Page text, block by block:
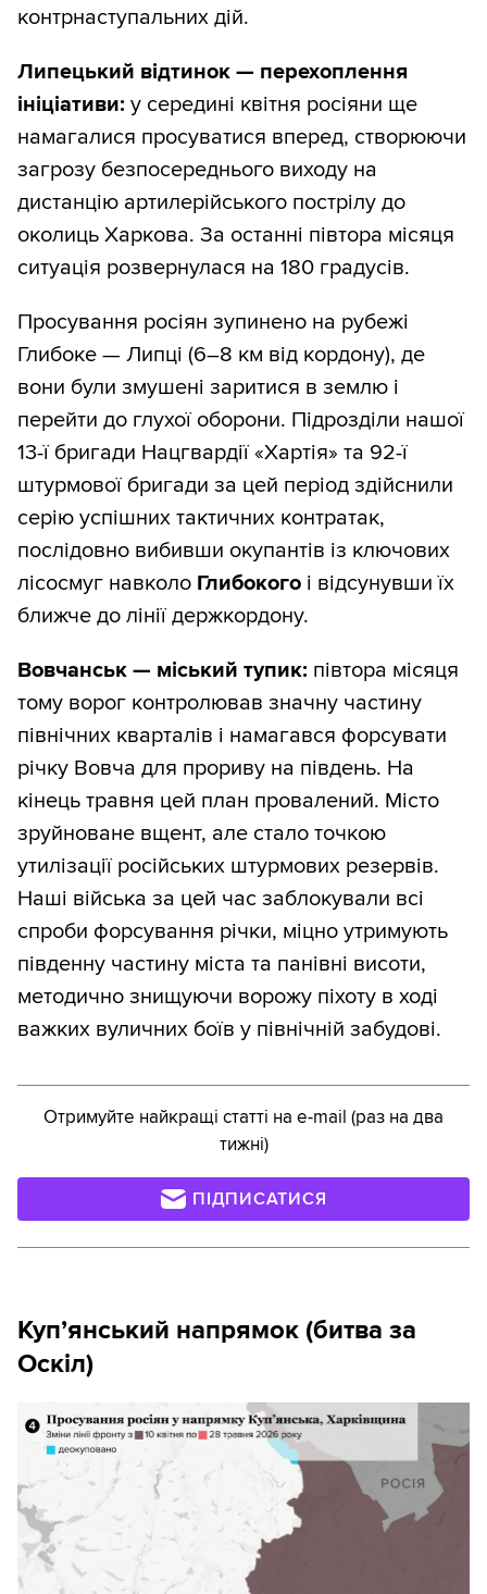
контрнаступальних дій.
Липецький відтинок — перехоплення
ініціативи: у середині квітня росіяни ще
намагалися просуватися вперед, створюючи
загрозу безпосереднього виходу на
дистанцію артилерійського пострілу до
околиць Харкова. За останні півтора місяця
ситуація розвернулася на 180 градусів.
Просування росіян зупинено на рубежі
Глибоке — Липці (6–8 км від кордону), де
вони були змушені заритися в землю і
перейти до глухої оборони. Підрозділи нашої
13-ї бригади Нацгвардії «Хартія» та 92-ї
штурмової бригади за цей період здійснили
серію успішних тактичних контратак,
послідовно вибивши окупантів із ключових
лісосмуг навколо Глибокого і відсунувши їх
ближче до лінії держкордону.
Вовчанськ — міський тупик: півтора місяця
тому ворог контролював значну частину
північних кварталів і намагався форсувати
річку Вовча для прориву на південь. На
кінець травня цей план провалений. Місто
зруйноване вщент, але стало точкою
утилізації російських штурмових резервів.
Наші війська за цей час заблокували всі
спроби форсування річки, міцно утримують
південну частину міста та панівні висоти,
методично знищуючи ворожу піхоту в ході
важких вуличних боїв у північній забудові.
Отримуйте найкращі статті на e-mail (раз на два
тижні)
ПІДПИСАТИСЯ
Куп’янський напрямок (битва за
Оскіл)